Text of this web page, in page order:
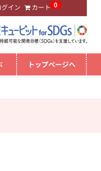
グイン カート 0
トップページへ